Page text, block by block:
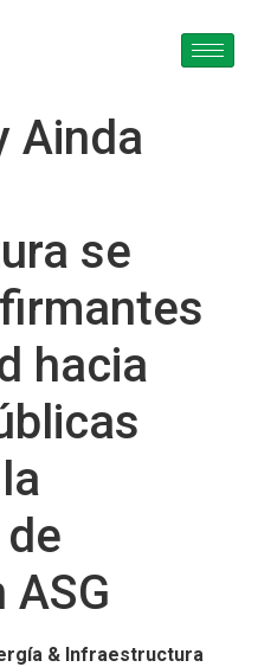
Ainda
se
hacia
& Infraestructura